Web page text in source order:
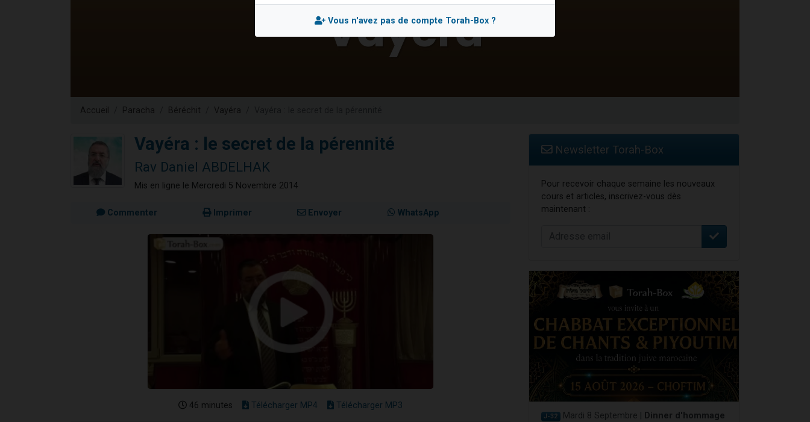
3 personnes viennent de nous rejoindre sur WhatsApp
Accueil Paracha Béréchit Vayéra
Vayéra : le secret de la pérennité
Rav Daniel ABDELHAK
Mis en ligne le Mercredi 5 Novembre 2014
Commenter Imprimer Envoyer WhatsApp
46 minutes Télécharger MP4 Télécharger MP3
Newsletter Torah-Box
Pour recevoir chaque semaine les nouveaux
cours et articles, inscrivez-vous dès
maintenant :
J-32 Mardi 8 Septembre |
Dinner d'hommage
Vous n'avez pas de compte Torah-Box ?